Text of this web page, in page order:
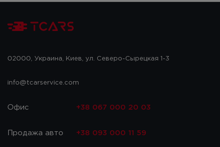
02000, Украина, Киев, ул. Северо-Сырецкая 1-3
info@tcarservice.com
Офис +38 067 000 20 03
Продажа авто +38 093 000 11 59